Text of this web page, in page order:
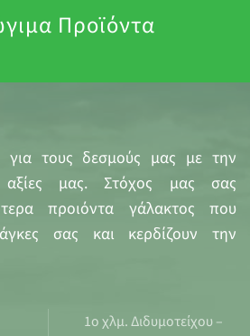
Προϊόντα
για τους δεσμούς μας με την
μας. Στόχος μας σας
προιόντα γάλακτος που
σας και κερδίζουν την
1ο χλμ. Διδυμοτείχου –